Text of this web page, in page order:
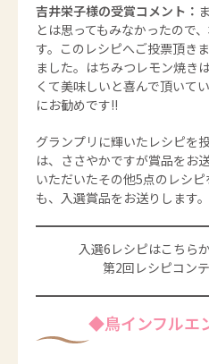
吉井栄子様の受賞コメント：
とは思ってもみなかったので
す。このレシピへご投票頂き
ました。はちみつレモン焼き
くて美味しいと喜んで頂いて
にお勧めです!!
グランプリに輝いたレシピを
は、ささやかですが賞品をお
いただいたその他5点のレシ
も、入選賞品をお送りします
入選6レシピはこちら
第2回レシピコン
◆鳥インフルエ